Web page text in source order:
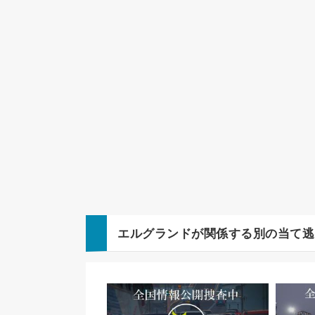
エルグランドが関係する別の当て